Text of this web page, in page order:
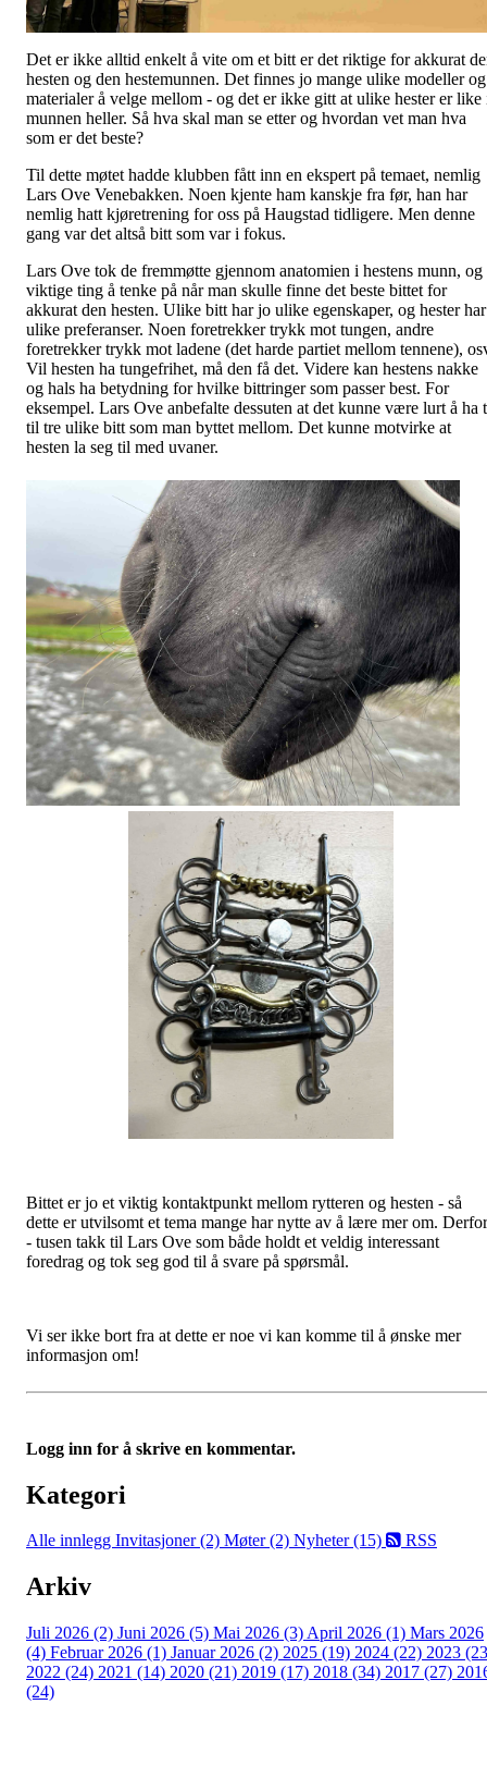
Det er ikke alltid enkelt å vite om et bitt er det riktige for akkurat
hesten og den hestemunnen. Det finnes jo mange ulike modeller og
materialer å velge mellom - og det er ikke gitt at ulike hester er like
munnen heller. Så hva skal man se etter og hvordan vet man hva
som er det beste?
Til dette møtet hadde klubben fått inn en ekspert på temaet, nemlig
Lars Ove Venebakken. Noen kjente ham kanskje fra før, han har
nemlig hatt kjøretrening for oss på Haugstad tidligere. Men denne
gang var det altså bitt som var i fokus.
Lars Ove tok de fremmøtte gjennom anatomien i hestens munn, og
viktige ting å tenke på når man skulle finne det beste bittet for
akkurat den hesten. Ulike bitt har jo ulike egenskaper, og hester har
ulike preferanser. Noen foretrekker trykk mot tungen, andre
foretrekker trykk mot ladene (det harde partiet mellom tennene),
Vil hesten ha tungefrihet, må den få det. Videre kan hestens nakke
og hals ha betydning for hvilke bittringer som passer best. For
eksempel. Lars Ove anbefalte dessuten at det kunne være lurt å ha
til tre ulike bitt som man byttet mellom. Det kunne motvirke at
hesten la seg til med uvaner.
Bittet er jo et viktig kontaktpunkt mellom rytteren og hesten - så
dette er utvilsomt et tema mange har nytte av å lære mer om. Derfor
- tusen takk til Lars Ove som både holdt et veldig interessant
foredrag og tok seg god til å svare på spørsmål.
Vi ser ikke bort fra at dette er noe vi kan komme til å ønske mer
informasjon om!
Logg inn for å skrive en kommentar.
Kategori
Alle innlegg Invitasjoner (2) Møter (2) Nyheter (15) RSS
Arkiv
Juli 2026 (2) Juni 2026 (5) Mai 2026 (3) April 2026 (1) Mars 2026
(4) Februar 2026 (1) Januar 2026 (2) 2025 (19) 2024 (22) 2023
2022 (24) 2021 (14) 2020 (21) 2019 (17) 2018 (34) 2017 (27)
(24)